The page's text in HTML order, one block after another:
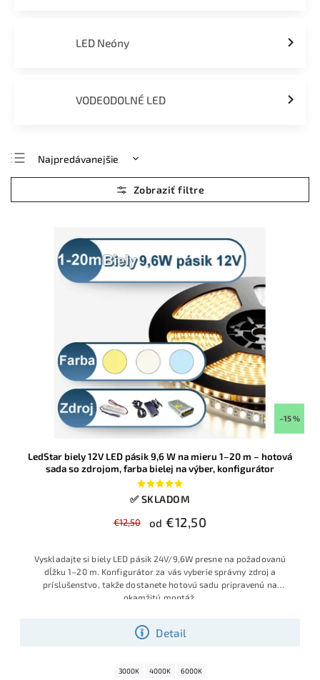
LED Neóny
VODEODOLNÉ LED
Najpredávanejšie
Najlacnejšie
Najdrahšie
–15 %
LedStar biely 12V LED pásik 9,6 W na mieru 1–20 m – hotová
sada so zdrojom, farba bielej na výber, konfigurátor
✅ SKLADOM
€12,50 od €12,50
Detail
Vyskladajte si biely LED pásik 24V/9,6W presne na požadovanú
dĺžku 1–20 m. Konfigurátor za vás vyberie správny zdroj a
príslušenstvo, takže dostanete hotovú sadu pripravenú na
okamžitú montáž
3000K 4000K 6000K